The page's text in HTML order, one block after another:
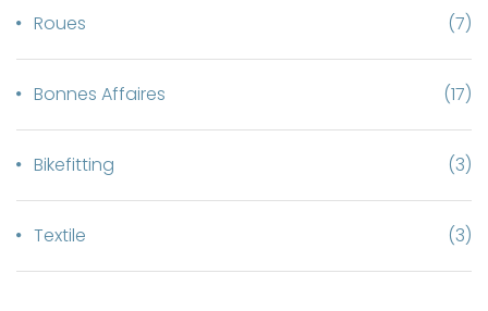
Roues (7)
Bonnes Affaires (17)
Bikefitting (3)
Textile (3)